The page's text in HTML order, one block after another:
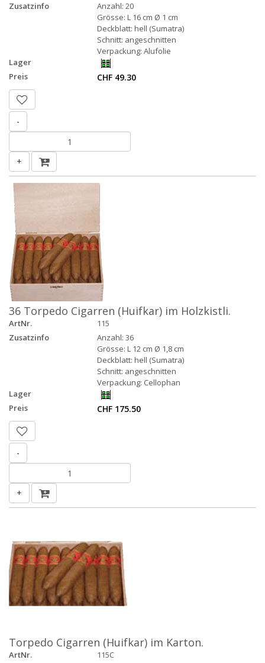
Zusatzinfo
Anzahl: 20
Grösse: L 16 cm Ø 1 cm
Deckblatt: hell (Sumatra)
Schnitt: angeschnitten
Verpackung: Alufolie
Lager
Preis
CHF 49.30
-
+
36 Torpedo Cigarren (Huifkar) im Holzkistli.
ArtNr.
115
Zusatzinfo
Anzahl: 36
Grösse: L 12 cm Ø 1,8 cm
Deckblatt: hell (Sumatra)
Schnitt: angeschnitten
Verpackung: Cellophan
Lager
Preis
CHF 175.50
-
+
Torpedo Cigarren (Huifkar) im Karton.
ArtNr.
115C